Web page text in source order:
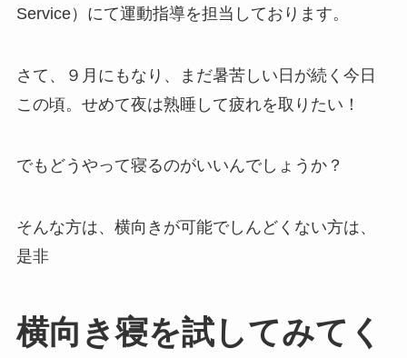
Service）にて運動指導を担当しております。
さて、９月にもなり、まだ暑苦しい日が続く今日
この頃。せめて夜は熟睡して疲れを取りたい！
でもどうやって寝るのがいいんでしょうか？
そんな方は、横向きが可能でしんどくない方は、
是非
横向き寝を試してみてく